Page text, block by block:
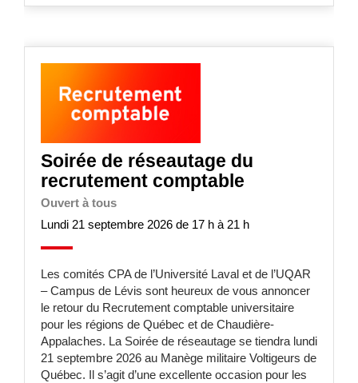
Soirée de réseautage du
recrutement comptable
Ouvert à tous
Lundi 21 septembre 2026 de 17 h à 21 h
Les comités CPA de l’Université Laval et de l’UQAR
– Campus de Lévis sont heureux de vous annoncer
le retour du Recrutement comptable universitaire
pour les régions de Québec et de Chaudière-
Appalaches. La Soirée de réseautage se tiendra lundi
21 septembre 2026 au Manège militaire Voltigeurs de
Québec. Il s’agit d’une excellente occasion pour les